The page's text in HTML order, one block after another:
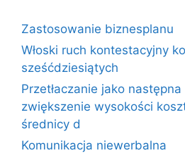
Zastosowanie biznesplanu
Włoski ruch kontestacyjny
sześćdziesiątych
Przetłaczanie jako
zwiększenie wysokości
średnicy d
Komunikacja niewerbalna